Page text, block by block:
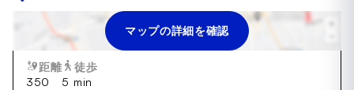
マップの詳細を確認
清澄白河
距離
350
徒歩
5 min